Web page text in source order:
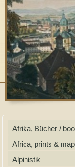
Afrika, Bücher /
Africa, prints &
Alpinistik